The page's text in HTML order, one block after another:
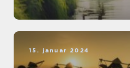
15. januar 2024